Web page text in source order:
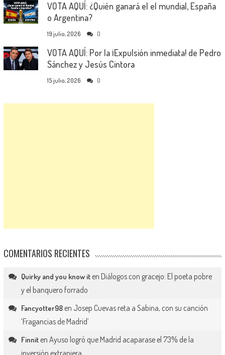
VOTA AQUÍ: ¿Quién ganará el el mundial, España
o Argentina?
19 julio, 2026 0
VOTA AQUÍ: Por la ¡Expulsión inmediata! de Pedro
Sánchez y Jesús Cintora
15 julio, 2026 0
COMENTARIOS RECIENTES
Quirky and you know iten Diálogos con gracejo: El poeta pobre
y el banquero forrado
Fancyotter98en Josep Cuevas reta a Sabina, con su canción
‘Fragancias de Madrid’
Finniten Ayuso logró que Madrid acaparase el 73% de la